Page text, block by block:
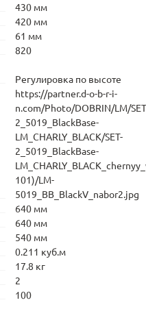
430 мм
420 мм
61 мм
820
Регулировка по высоте
https://partner.d-o-b-r-i-
n.com/Photo/DOBRIN/LM/
2_5019_BlackBase-
LM_CHARLY_BLACK/SET-
2_5019_BlackBase-
101)/LM-
5019_BB_BlackV_nabor2.jpg
640 мм
640 мм
540 мм
0.211 куб.м
17.8 кг
2
100